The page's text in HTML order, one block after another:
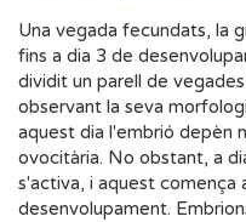
Una vegada fecundats, la
fins a dia 3 de
dividit un parell de
observant la seva
aquest dia l'embrió depèn
ovocitària. No obstant, a
s'activa, i aquest comença
desenvolupament.